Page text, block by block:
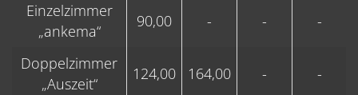
Einzelzimmer
„ankema“
90,00 - - -
Doppelzimmer
„Auszeit“
124,00 164,00 - -